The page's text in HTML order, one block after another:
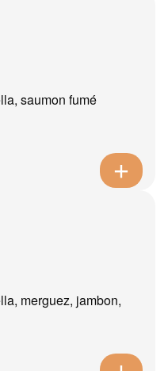
saumon fumé
merguez, jambon,